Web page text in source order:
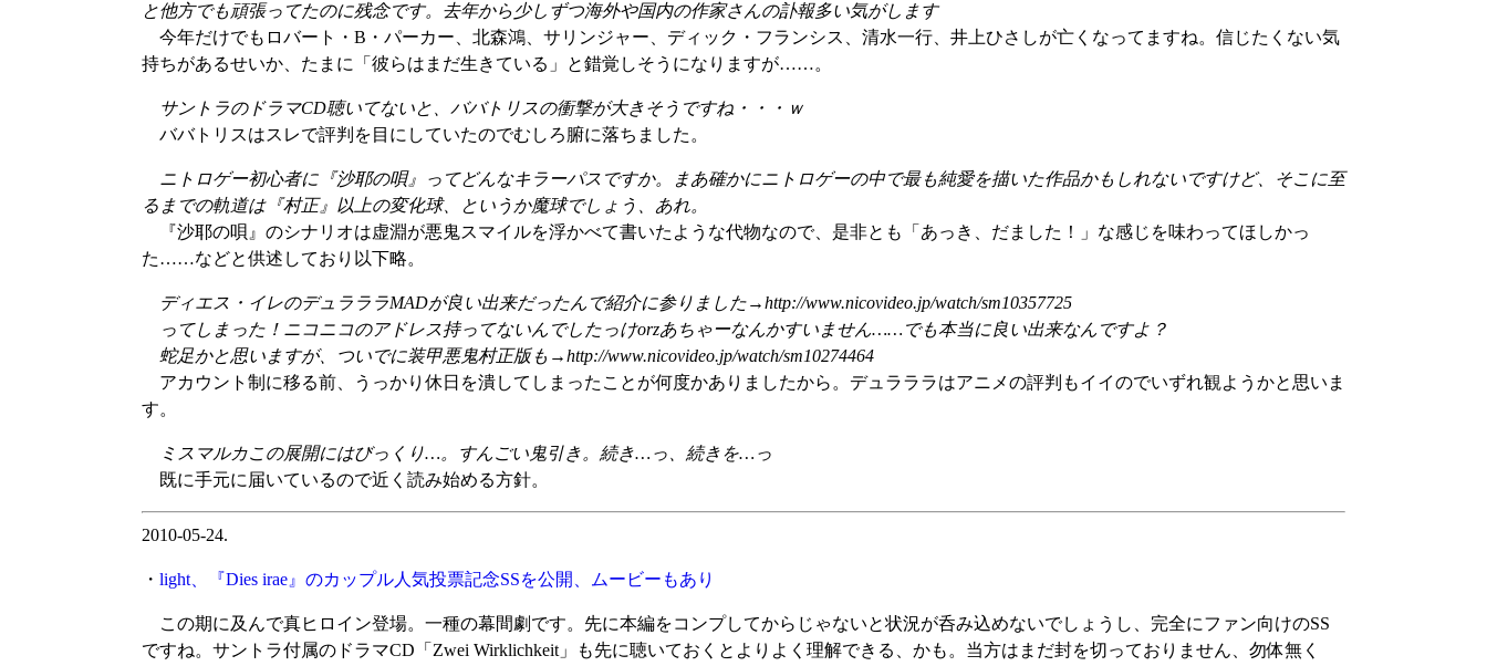
と他方でも頑張ってたのに残念です。去年から少しずつ海外や国内の作家さんの訃報多い気がします
今年だけでもロバート・B・パーカー、北森鴻、サリンジャー、ディック・フランシス、清水一行、井上ひさしが亡くなってますね。信じたくない気
持ちがあるせいか、たまに「彼らはまだ生きている」と錯覚しそうになりますが……。
サントラのドラマCD聴いてないと、ババトリスの衝撃が大きそうですね・・・ｗ
ババトリスはスレで評判を目にしていたのでむしろ腑に落ちました。
ニトロゲー初心者に『沙耶の唄』ってどんなキラーパスですか。まあ確かにニトロゲーの中で最も純愛を描いた作品かもしれないですけど、そこに至
るまでの軌道は『村正』以上の変化球、というか魔球でしょう、あれ。
『沙耶の唄』のシナリオは虚淵が悪鬼スマイルを浮かべて書いたような代物なので、是非とも「あっき、だました！」な感じを味わってほしかっ
た……などと供述しており以下略。
ディエス・イレのデュラララMADが良い出来だったんで紹介に参りました→http://www.nicovideo.jp/watch/sm10357725
ってしまった！ニコニコのアドレス持ってないんでしたっけorzあちゃーなんかすいません……でも本当に良い出来なんですよ？
蛇足かと思いますが、ついでに装甲悪鬼村正版も→http://www.nicovideo.jp/watch/sm10274464
アカウント制に移る前、うっかり休日を潰してしまったことが何度かありましたから。デュラララはアニメの評判もイイのでいずれ観ようかと思いま
す。
ミスマルカこの展開にはびっくり…。すんごい鬼引き。続き…っ、続きを…っ
既に手元に届いているので近く読み始める方針。
2010-05-24.
・ light、『Dies irae』のカップル人気投票記念SSを公開、ムービーもあり
この期に及んで真ヒロイン登場。一種の幕間劇です。先に本編をコンプしてからじゃないと状況が呑み込めないでしょうし、完全にファン向けのSS
ですね。サントラ付属のドラマCD「Zwei Wirklichkeit」も先に聴いておくとよりよく理解できる、かも。当方はまだ封を切っておりません、勿体無く